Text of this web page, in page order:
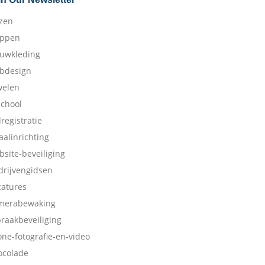
beveiliging
fotografie-en-video